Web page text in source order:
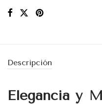
Descripción
Elegancia y